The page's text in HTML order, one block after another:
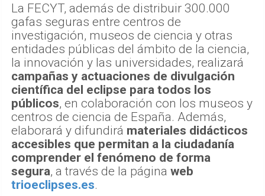
La FECYT, además de distribuir 300.000
gafas seguras entre centros de
investigación, museos de ciencia y otras
entidades públicas del ámbito de la ciencia,
la innovación y las universidades, realizará
campañas y actuaciones de divulgación
científica del eclipse para todos los
públicos, en colaboración con los museos y
centros de ciencia de España. Además,
elaborará y difundirá materiales didácticos
accesibles que permitan a la ciudadanía
comprender el fenómeno de forma
segura, a través de la página web
trioeclipses.es.